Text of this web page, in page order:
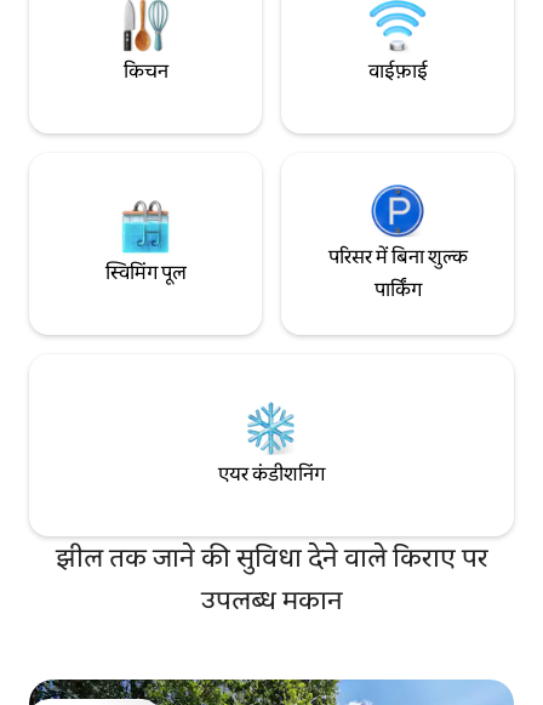
किचन वाईफ़ाई
स्विमिंग पूल
परिसर में बिना शुल्क
पार्किंग
एयर कंडीशनिंग
झील तक जाने की सुविधा देने वाले किराए पर
उपलब्ध मकान